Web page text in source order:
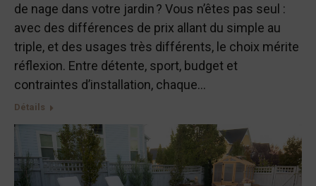
de nage dans votre jardin ? Vous n’êtes pas seul :
avec des différences de prix allant du simple au
triple, et des usages très différents, le choix mérite
réflexion. Entre détente, sport, budget et
contraintes d’installation, chaque…
Détails